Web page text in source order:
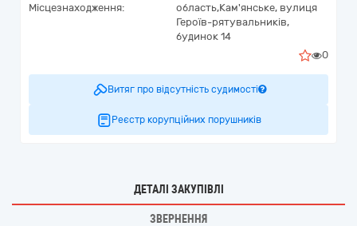
Місцезнаходження:
область,Кам'янське, вулиця
Героїв-рятувальників,
будинок 14
0
Витяг про відсутність судимості
Реєстр корупційних порушників
ДЕТАЛІ ЗАКУПІВЛІ
ЗВЕРНЕННЯ